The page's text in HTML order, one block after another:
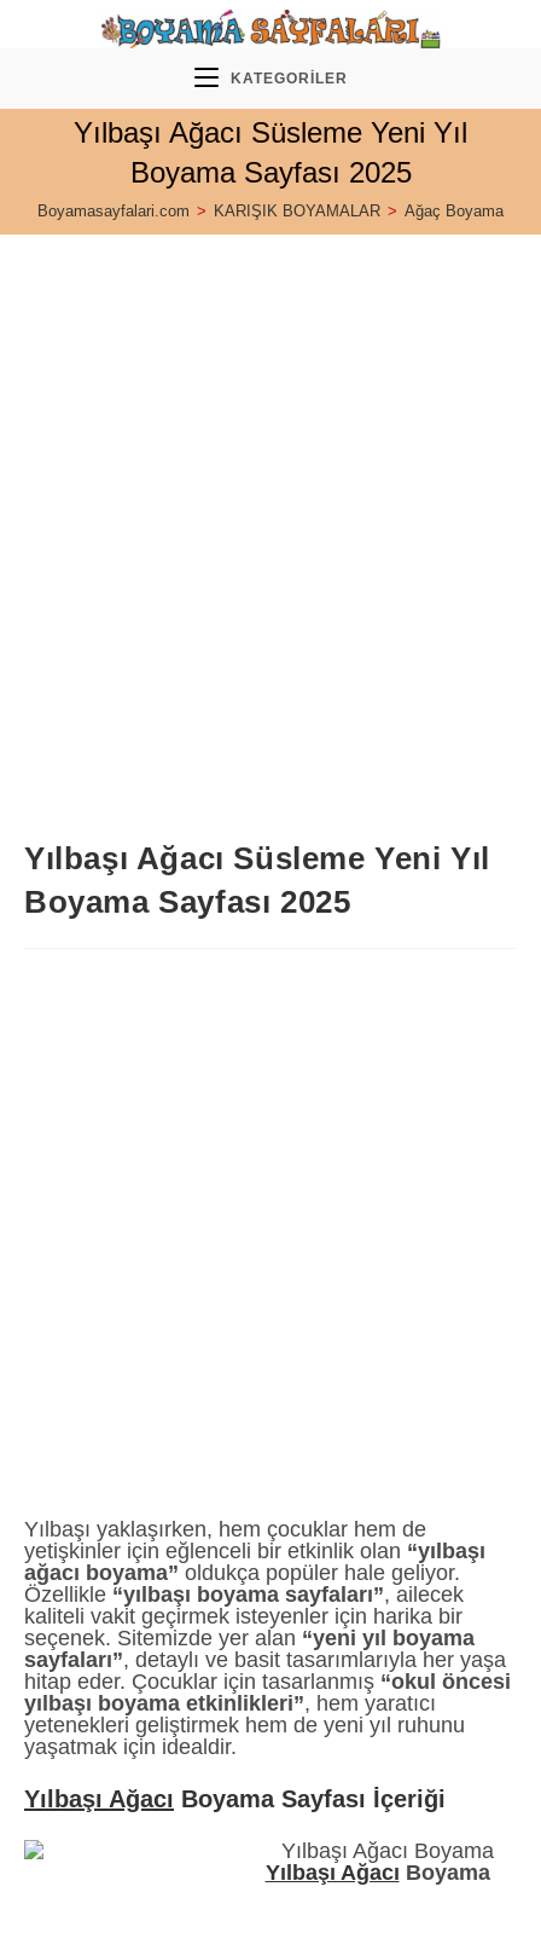
KATEGORILER
Yılbaşı Ağacı Süsleme Yeni Yıl
Boyama Sayfası 2025
Boyamasayfalari.com > KARIŞIK BOYAMALAR > Ağaç Boyama
Yılbaşı Ağacı Süsleme Yeni Yıl
Boyama Sayfası 2025
Yılbaşı yaklaşırken, hem çocuklar hem de
yetişkinler için eğlenceli bir etkinlik olan “yılbaşı
ağacı boyama” oldukça popüler hale geliyor.
Özellikle “yılbaşı boyama sayfaları”, ailecek
kaliteli vakit geçirmek isteyenler için harika bir
seçenek. Sitemizde yer alan “yeni yıl boyama
sayfaları”, detaylı ve basit tasarımlarıyla her yaşa
hitap eder. Çocuklar için tasarlanmış “okul öncesi
yılbaşı boyama etkinlikleri”, hem yaratıcı
yetenekleri geliştirmek hem de yeni yıl ruhunu
yaşatmak için idealdir.
Yılbaşı Ağacı Boyama Sayfası İçeriği
Yılbaşı Ağacı Boyama